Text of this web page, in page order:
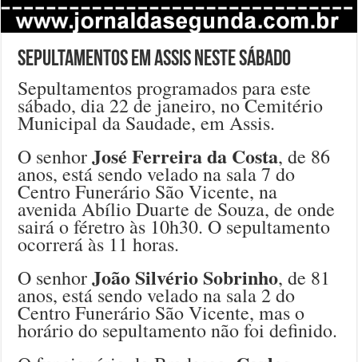
Sepultamentos em Assis neste sábado
Sepultamentos programados para este
sábado, dia 22 de janeiro, no Cemitério
Municipal da Saudade, em Assis.
O senhorJosé Ferreira da Costa, de 86
anos, está sendo velado na sala 7 do
Centro Funerário São Vicente, na
avenida Abílio Duarte de Souza, de onde
sairá o féretro às 10h30. O sepultamento
ocorrerá às 11 horas.
O senhorJoão Silvério Sobrinho, de 81
anos, está sendo velado na sala 2 do
Centro Funerário São Vicente, mas o
horário do sepultamento não foi definido.